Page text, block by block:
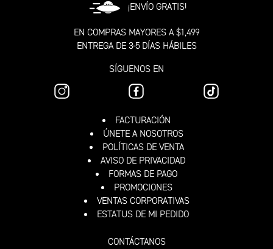
¡ENVÍO GRATIS!
EN COMPRAS MAYORES A $1,499
ENTREGA DE 3-5 DÍAS HÁBILES
SÍGUENOS EN
FACTURACIÓN
ÚNETE A NOSOTROS
POLÍTICAS DE VENTA
AVISO DE PRIVACIDAD
FORMAS DE PAGO
PROMOCIONES
VENTAS CORPORATIVAS
ESTATUS DE MI PEDIDO
CONTÁCTANOS